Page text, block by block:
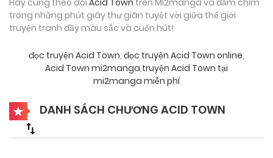
Hãy cùng theo dõi Acid Town trên Mi2manga và đắm chìm
trong những phút giây thư giãn tuyệt vời giữa thế giới
truyện tranh đầy màu sắc và cuốn hút!
đọc truyện Acid Town, đọc truyện Acid Town online,
Acid Town mi2manga,truyện Acid Town tại
mi2manga miễn phí
DANH SÁCH CHƯƠNG ACID TOWN